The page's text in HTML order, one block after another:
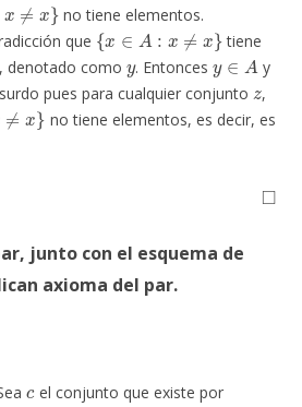
no tiene elementos.
que
{x∈A:x≠x}
tiene
denotado como
y
. Entonces
y ∈A
y
pues para cualquier conjunto
z
,
}
no tiene elementos, es decir, es
◻
junto con el esquema de
axioma del par.
el conjunto que existe por